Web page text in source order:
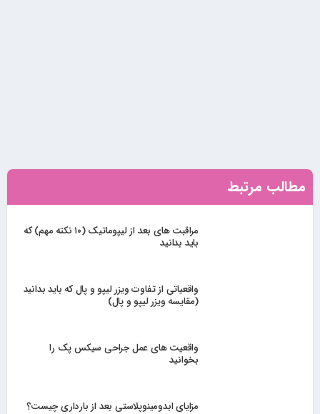
مطالب مرتبط
مراقبت های بعد از لیپوماتیک (۱۰ نکته مهم) که
باید بدانید
واقعیاتی از تفاوت ویزر لیپو و پال که باید بدانید
(مقایسه ویزر لیپو و پال)
واقعیت های عمل جراحی سیکس پک را
بخوانید
مزایای ابدومینوپلاستی بعد از بارداری چیست؟